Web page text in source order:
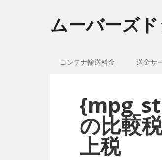
ムーバーズ
コンテナ輸送料金 送金サ
の比較
上税